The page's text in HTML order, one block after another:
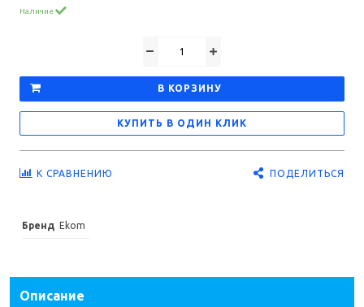
Бренд Ekom
Наличие
В КОРЗИНУ
КУПИТЬ В ОДИН КЛИК
К СРАВНЕНИЮ ПОДЕЛИТЬСЯ
Описание